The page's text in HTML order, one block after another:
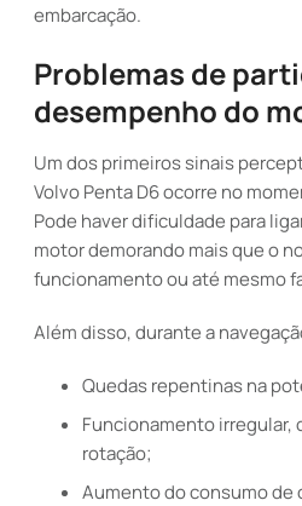
embarcação.
Problemas de
desempenho do
Um dos primeiros sinais
Volvo Penta D6 ocorre no
Pode haver dificuldade para
motor demorando mais que o
funcionamento ou até mesmo
Além disso, durante a
Quedas repentinas na
Funcionamento irregular,
rotação;
Aumento do consumo de